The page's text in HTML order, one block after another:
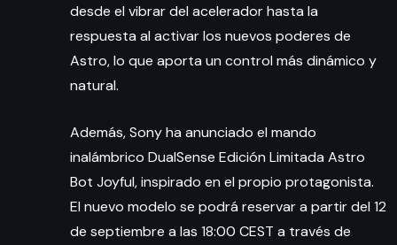
desde el vibrar del acelerador hasta la
respuesta al activar los nuevos poderes de
Astro, lo que aporta un control más dinámico y
natural.
Además, Sony ha anunciado el mando
inalámbrico DualSense Edición Limitada Astro
Bot Joyful, inspirado en el propio protagonista.
El nuevo modelo se podrá reservar a partir del 12
de septiembre a las 18:00 CEST a través de